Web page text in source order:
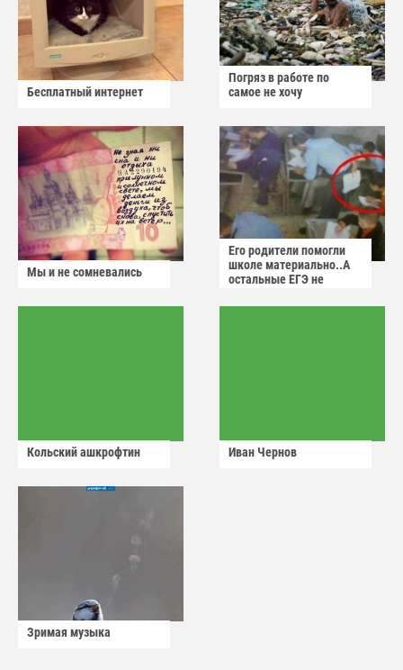
Бесплатный интернет
Погряз в работе по
самое не хочу
Мы и не сомневались
Его родители помогли
школе материально..А
остальные ЕГЭ не
Кольский ашкрофтин Иван Чернов
Зримая музыка